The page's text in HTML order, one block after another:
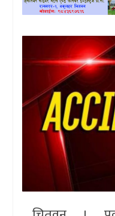
शिक्षा/
विश्व
स्वास्थ्य/
अन्तर्वार्ता